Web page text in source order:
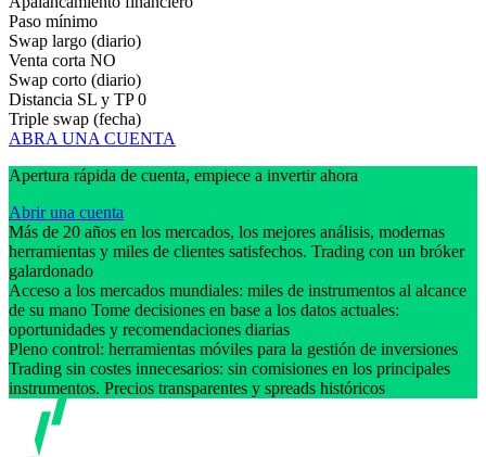
Paso mínimo
Swap largo (diario)
Venta corta NO
Swap corto (diario)
Distancia SL y TP 0
Triple swap (fecha)
ABRA UNA CUENTA
Apertura rápida de cuenta, empiece a invertir ahora
Abrir una cuenta
Más de 20 años en los mercados, los mejores análisis, modernas
herramientas y miles de clientes satisfechos. Trading con un bróker
galardonado
Acceso a los mercados mundiales: miles de instrumentos al alcance
de su mano Tome decisiones en base a los datos actuales:
oportunidades y recomendaciones diarias
Pleno control: herramientas móviles para la gestión de inversiones
Trading sin costes innecesarios: sin comisiones en los principales
instrumentos. Precios transparentes y spreads históricos